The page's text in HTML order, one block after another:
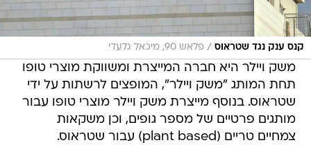
קנס ענק נגד שטראוס / פלאש 90, מיכאל גלעדי
משק ויילר היא חברה המייצרת ומשווקת מוצרי טופו
תחת המותג "משק ויילר", המופצים לרשתות על ידי
שטראוס. בנוסף מייצרת משק ויילר מוצרי טופו עבור
מותגים פרטיים של מספר גופים, וכן משקאות
צמחיים טריים (plant based) עבור שטראוס.